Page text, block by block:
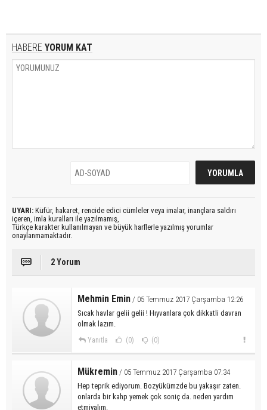
HABERE YORUM KAT
UYARI: Küfür, hakaret, rencide edici cümleler veya imalar, inançlara saldırı
içeren, imla kuralları ile yazılmamış,
Türkçe karakter kullanılmayan ve büyük harflerle yazılmış yorumlar
onaylanmamaktadır.
2 Yorum
Mehmin Emin / 05 Temmuz 2017 Çarşamba 12:26
Sıcak havlar gelii gelii ! Hıyvanlara çok dikkatli davran
olmak lazım.
Yanıtla (0) (0)
Mükremin / 05 Temmuz 2017 Çarşamba 07:34
Hep teprik ediyorum. Bozyükümzde bu yakaşır zaten.
onlarda bir kahp yemek çok soniç da. neden yardım
etmiyalım.